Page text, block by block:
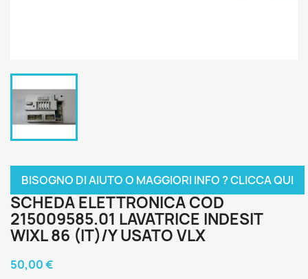
BISOGNO DI AIUTO O MAGGIORI INFO ? CLICCA QUI
SCHEDA ELETTRONICA COD
215009585.01 LAVATRICE INDESIT
WIXL 86 (IT)/Y USATO VLX
50,00 €